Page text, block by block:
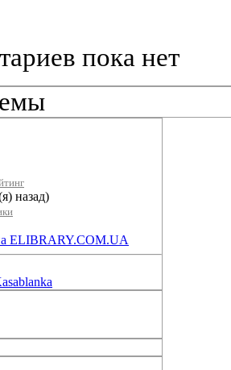
пока нет
назад)
ELIBRARY.COM.UA